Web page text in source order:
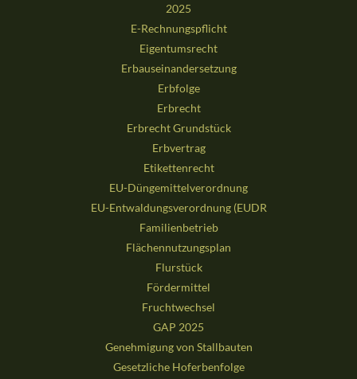
2025
E-Rechnungspflicht
Eigentumsrecht
Erbauseinandersetzung
Erbfolge
Erbrecht
Erbrecht Grundstück
Erbvertrag
Etikettenrecht
EU-Düngemittelverordnung
EU-Entwaldungsverordnung (EUDR
Familienbetrieb
Flächennutzungsplan
Flurstück
Fördermittel
Fruchtwechsel
GAP 2025
Genehmigung von Stallbauten
Gesetzliche Hoferbenfolge